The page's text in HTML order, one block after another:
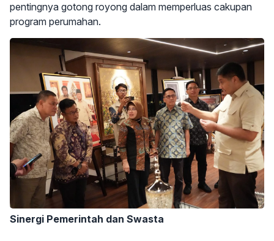
pentingnya gotong royong dalam memperluas cakupan
program perumahan.
Sinergi Pemerintah dan Swasta